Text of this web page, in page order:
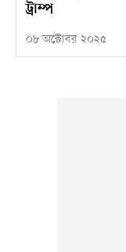
ট্রাম্প
০৮ অক্টোবর ২০২৫